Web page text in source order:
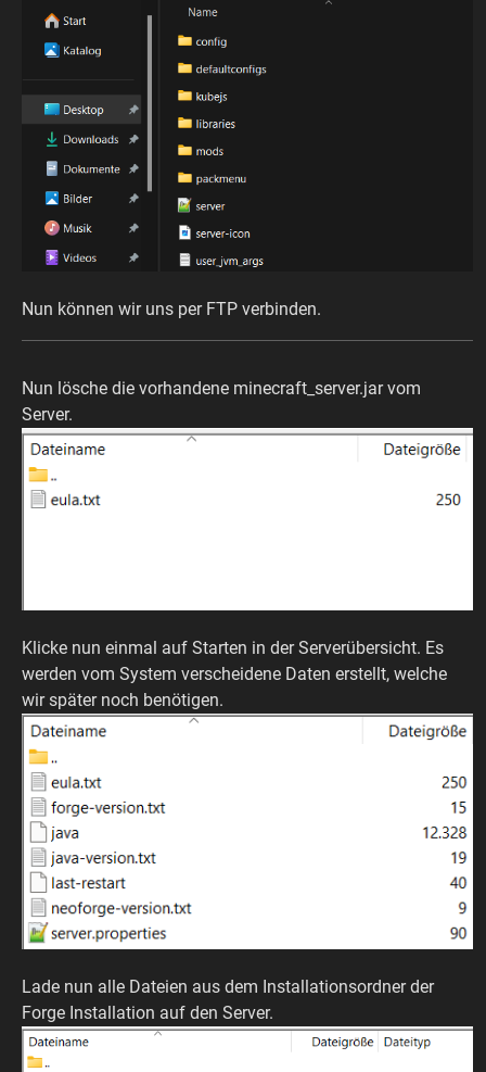
Nun können wir uns per FTP verbinden.
Nun lösche die vorhandene minecraft_server.jar vom
Server.
Klicke nun einmal auf Starten in der Serverübersicht. Es
werden vom System verscheidene Daten erstellt, welche
wir später noch benötigen.
Lade nun alle Dateien aus dem Installationsordner der
Forge Installation auf den Server.